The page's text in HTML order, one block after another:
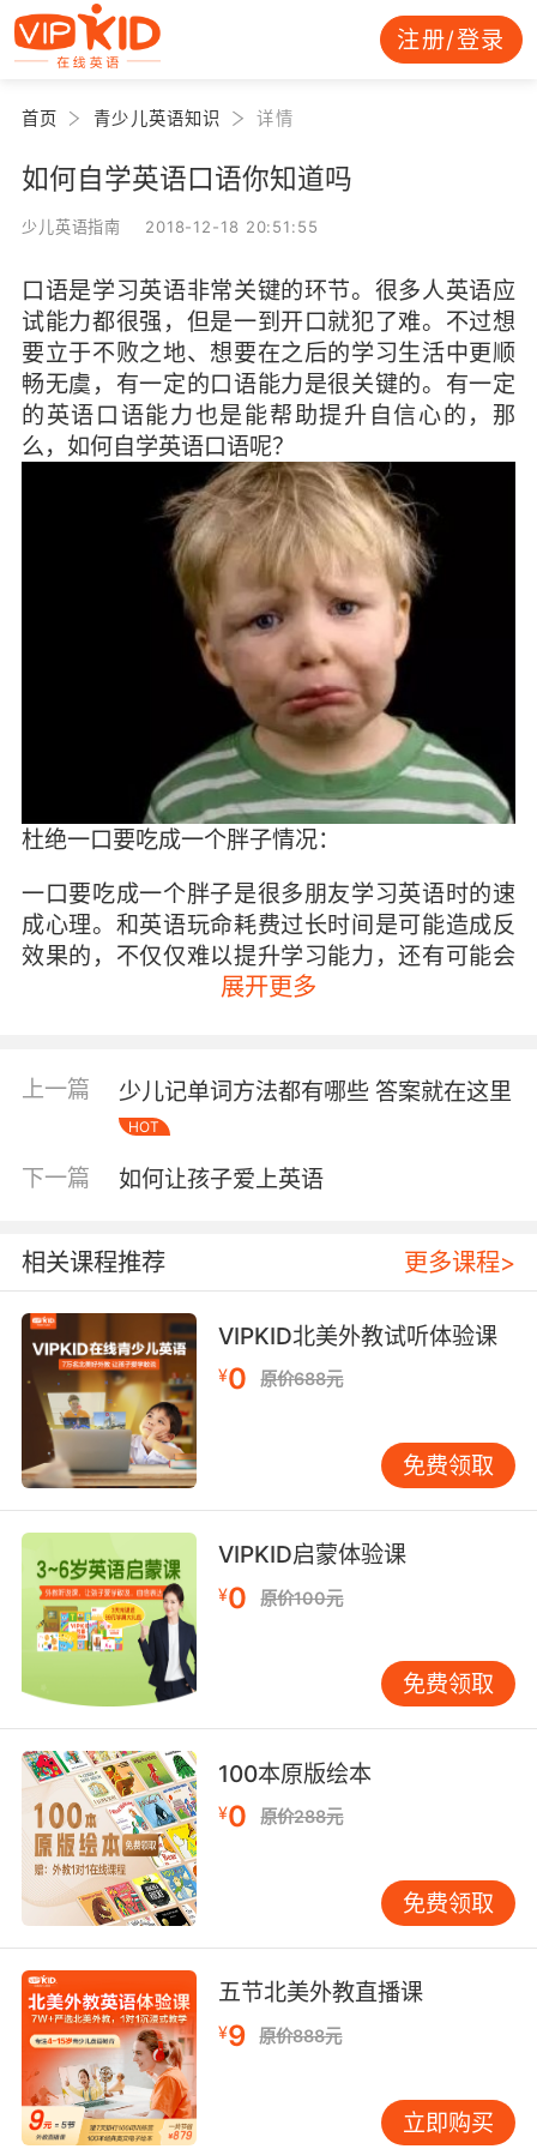
注册/登录
首页 青少儿英语知识 详情
如何自学英语口语你知道吗
少儿英语指南 2018-12-18 20:51:55
口语是学习英语非常关键的环节。很多人英语应
试能力都很强，但是一到开口就犯了难。不过想
要立于不败之地、想要在之后的学习生活中更顺
畅无虞，有一定的口语能力是很关键的。有一定
的英语口语能力也是能帮助提升自信心的，那
么，如何自学英语口语呢？
杜绝一口要吃成一个胖子情况：
一口要吃成一个胖子是很多朋友学习英语时的速
成心理。和英语玩命耗费过长时间是可能造成反
效果的，不仅仅难以提升学习能力，还有可能会
影响到学习的心情，造成倦怠心理使得最后放
制定计划是可以帮助我们提升学习积极性的。自
学之时就应该做好坚持的打算，循序渐进，逐步
提升学习的数量和质量。先是给自己制定一个简
单的计划，实施成功之后再加量。一定要按照自
己的实际情况制定计划为不是盲目的假大空。根
帮助我们坚持下去的。
杜绝高不成低不就情况：
打算自学的朋友往往都具备一定的只知识储备
量。自学之时很有可能会觉得自己掌握了一定的
知识，从而在接下来的学习过程中有一定的懈怠
情绪。不管是通过何种方法途径学习都是有一定
的梯度的，都有一定的难度阶梯。有一定懈怠情
不上，使得学习效果不佳。
培养兴趣爱好很关键：
兴趣爱好是可以帮助我们坚持下去的。喜欢电影
的朋友可以看一些国外的影视作品、模仿其经典
桥段的对白；喜欢听歌的朋友可以听一些英文歌
曲等等都是能够全方位提升英语能力的，听力和
口语能力都是可以培养的。
羞于开口很难提升自我：
想要提升口语能力一定要敢于开口。勇于表达自
我一定能够帮助我们提升口语能力以及自身信心
的。长此以往，你就离拥有一口纯正的英语口语
能力不远了。
如何自学英语口语其实并不是一个很难的问题，
掌握相关的方法，有一定的好习惯是可以帮到我
们的。学习英语并没有很难，好习惯是可以帮助
我们有好的学习体验和学习效果。
展开更多
上一篇 少儿记单词方法都有哪些 答案就在这里
HOT
下一篇 如何让孩子爱上英语
相关课程推荐 更多课程>
VIPKID北美外教试听体验课
¥0 原价688元
免费领取
VIPKID启蒙体验课
¥0 原价100元
免费领取
100本原版绘本
¥0 原价288元
免费领取
五节北美外教直播课
¥9 原价888元
立即购买